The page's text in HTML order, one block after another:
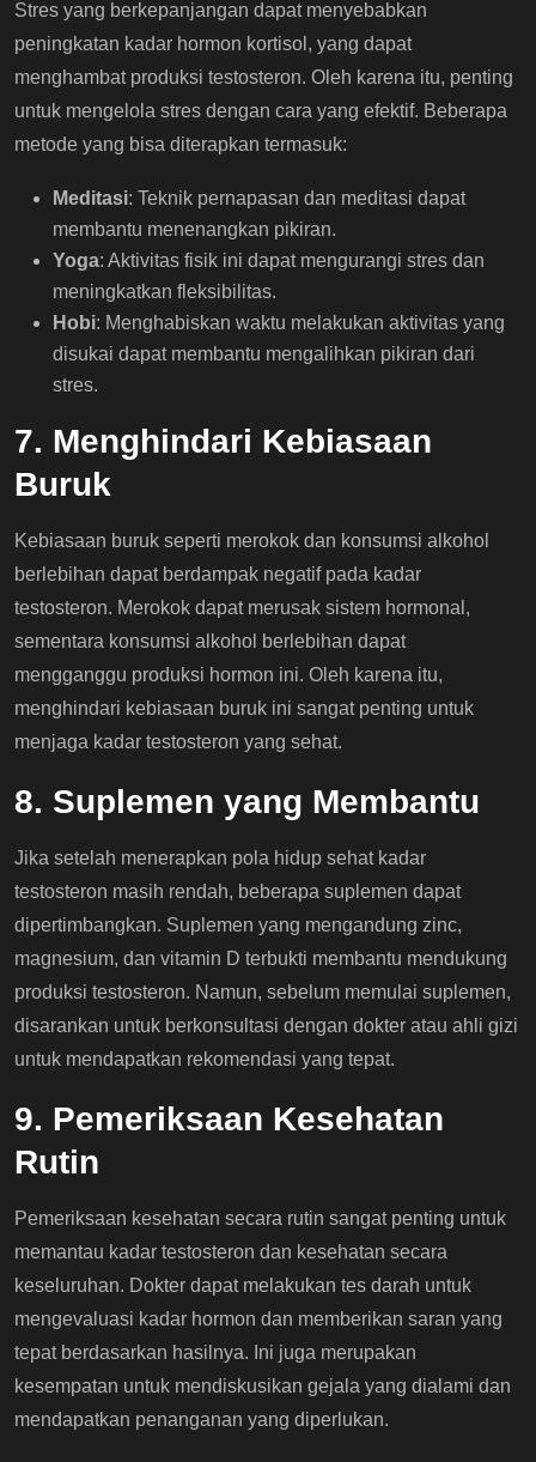
Stres yang berkepanjangan dapat menyebabkan
peningkatan kadar hormon kortisol, yang dapat
menghambat produksi testosteron. Oleh karena itu, penting
untuk mengelola stres dengan cara yang efektif. Beberapa
metode yang bisa diterapkan termasuk:
Meditasi: Teknik pernapasan dan meditasi dapat
membantu menenangkan pikiran.
Yoga: Aktivitas fisik ini dapat mengurangi stres dan
meningkatkan fleksibilitas.
Hobi: Menghabiskan waktu melakukan aktivitas yang
disukai dapat membantu mengalihkan pikiran dari
stres.
7. Menghindari Kebiasaan
Buruk
Kebiasaan buruk seperti merokok dan konsumsi alkohol
berlebihan dapat berdampak negatif pada kadar
testosteron. Merokok dapat merusak sistem hormonal,
sementara konsumsi alkohol berlebihan dapat
mengganggu produksi hormon ini. Oleh karena itu,
menghindari kebiasaan buruk ini sangat penting untuk
menjaga kadar testosteron yang sehat.
8. Suplemen yang Membantu
Jika setelah menerapkan pola hidup sehat kadar
testosteron masih rendah, beberapa suplemen dapat
dipertimbangkan. Suplemen yang mengandung zinc,
magnesium, dan vitamin D terbukti membantu mendukung
produksi testosteron. Namun, sebelum memulai suplemen,
disarankan untuk berkonsultasi dengan dokter atau ahli gizi
untuk mendapatkan rekomendasi yang tepat.
9. Pemeriksaan Kesehatan
Rutin
Pemeriksaan kesehatan secara rutin sangat penting untuk
memantau kadar testosteron dan kesehatan secara
keseluruhan. Dokter dapat melakukan tes darah untuk
mengevaluasi kadar hormon dan memberikan saran yang
tepat berdasarkan hasilnya. Ini juga merupakan
kesempatan untuk mendiskusikan gejala yang dialami dan
mendapatkan penanganan yang diperlukan.